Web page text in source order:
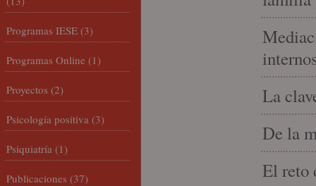
La
De la
El reto
Programas IESE (3)
Programas Online (1)
Proyectos (2)
Psicología positiva (3)
Psiquiatría (1)
Publicaciones (37)